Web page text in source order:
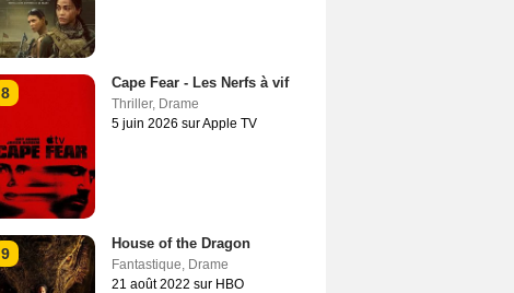
8
Cape Fear - Les Nerfs à vif
Thriller, Drame
5 juin 2026 sur Apple TV
9
House of the Dragon
Fantastique, Drame
21 août 2022 sur HBO